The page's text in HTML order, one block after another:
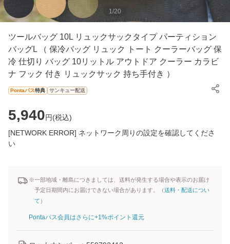
1 /20
ツールバッグ 10L リュックサックタイプ パーティション
バッグL （ 保冷バッグ リュック トート クーラーバッグ 保
冷 仕切り バッグ 10リットル アウトドア クーラー カラビ
ナ フック 付き リュックサック 持ち手付き ）
Pontaパス特典 サンキュー配送
5,940円(税込)
[NETWORK ERROR] ネットワーク周りの設定を確認してくださ
い
※一部地域・離島につきましては、送料が発生する場合や表示のお届け
予定日期間内にお届けできない場合があります。（送料・配送につい
て ）
Pontaパス会員はさらに+1%ポイント還元